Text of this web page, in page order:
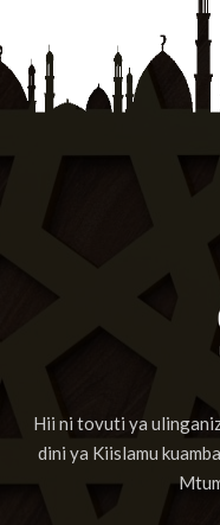
Hii ni tovuti ya
dini ya Kiislamu